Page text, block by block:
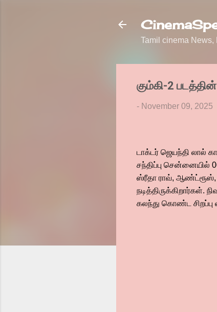
Tamil cinema News,
கும்கி-2
- November 09, 2025
டாக்டர் ஜெயந்தி லால்
சந்திப்பு சென்னையில்
ஸ்ரீதா ராவ், ஆண்ட்ரூஸ்,
நடித்திருக்கிறார்கள்.
கலந்து கொண்ட சிறப்பு